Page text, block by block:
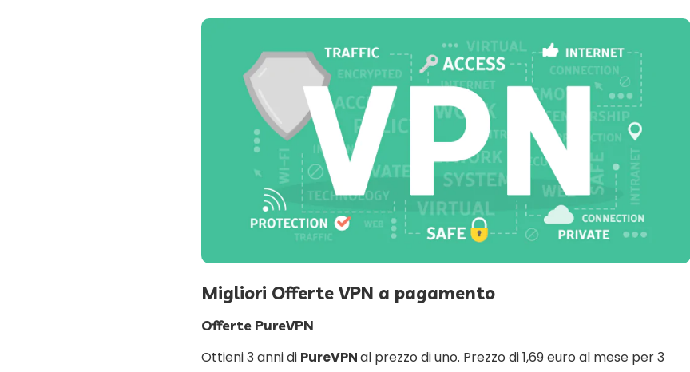
Migliori Offerte VPN a pagamento
Offerte PureVPN
Ottieni 3 anni di PureVPNal prezzo di uno. Prezzo di 1,69 euro al mese per 3